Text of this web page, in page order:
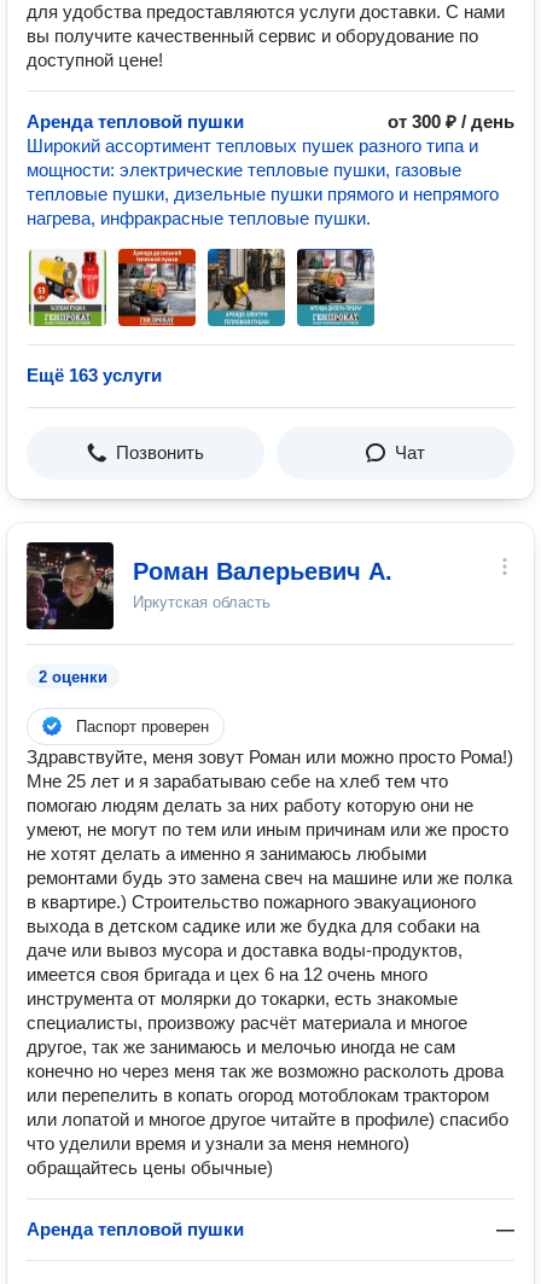
для удобства предоставляются услуги доставки. С нами
вы получите качественный сервис и оборудование по
доступной цене!
Аренда тепловой пушки
от 300 ₽ / день
Широкий ассортимент тепловых пушек разного типа и
мощности: электрические тепловые пушки, газовые
тепловые пушки, дизельные пушки прямого и непрямого
нагрева, инфракрасные тепловые пушки.
Ещё 163 услуги
Позвонить Чат
Роман Валерьевич А.
Иркутская область
2 оценки
Паспорт проверен
Здравствуйте, меня зовут Роман или можно просто Рома!)
Мне 25 лет и я зарабатываю себе на хлеб тем что
помогаю людям делать за них работу которую они не
умеют, не могут по тем или иным причинам или же просто
не хотят делать а именно я занимаюсь любыми
ремонтами будь это замена свеч на машине или же полка
в квартире.) Строительство пожарного эвакуационого
выхода в детском садике или же будка для собаки на
даче или вывоз мусора и доставка воды-продуктов,
имеется своя бригада и цех 6 на 12 очень много
инструмента от молярки до токарки, есть знакомые
специалисты, произвожу расчёт материала и многое
другое, так же занимаюсь и мелочью иногда не сам
конечно но через меня так же возможно расколоть дрова
или перепелить в копать огород мотоблокам трактором
или лопатой и многое другое читайте в профиле) спасибо
что уделили время и узнали за меня немного)
обращайтесь цены обычные)
Аренда тепловой пушки —